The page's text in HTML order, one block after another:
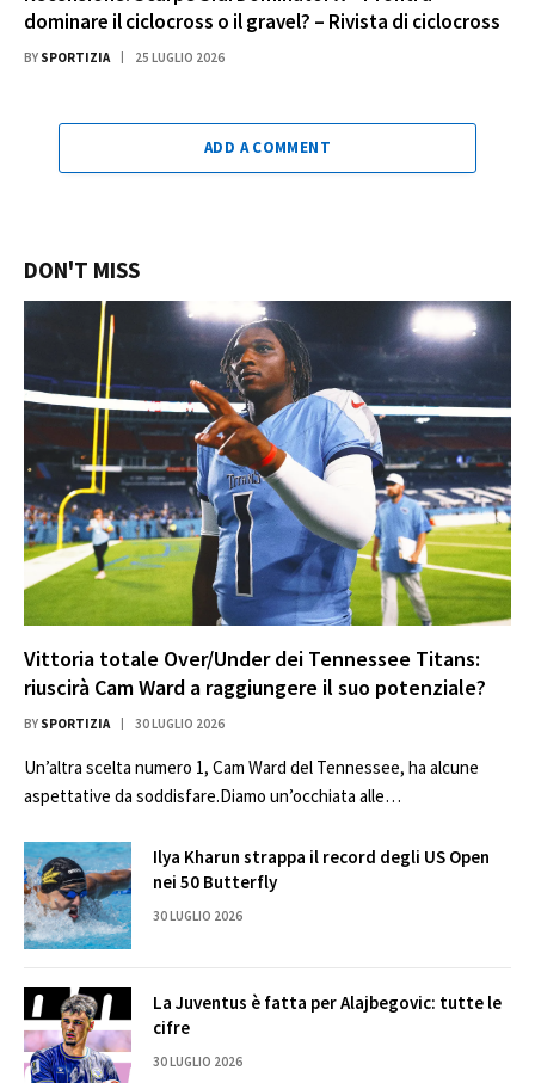
dominare il ciclocross o il gravel? – Rivista di ciclocross
BY SPORTIZIA 25 LUGLIO 2026
ADD A COMMENT
DON'T MISS
Vittoria totale Over/Under dei Tennessee Titans:
riuscirà Cam Ward a raggiungere il suo potenziale?
BY SPORTIZIA 30 LUGLIO 2026
Un’altra scelta numero 1, Cam Ward del Tennessee, ha alcune
aspettative da soddisfare.Diamo un’occhiata alle…
Ilya Kharun strappa il record degli US Open
nei 50 Butterfly
30 LUGLIO 2026
La Juventus è fatta per Alajbegovic: tutte le
cifre
30 LUGLIO 2026